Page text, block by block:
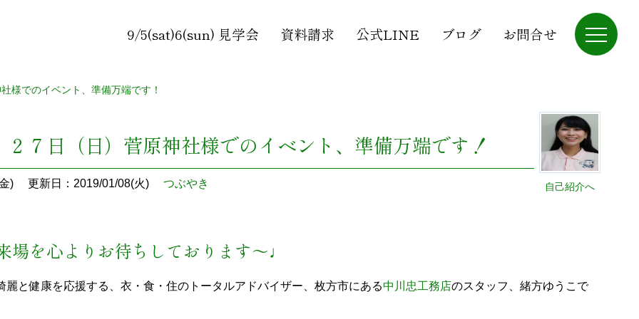
9/5(sat)6(sun) 見学会 資料請求 公式LINE ブログ お問合せ
様でのイベント、準備万端です！
自己紹介へ
７日（日）菅原神社様でのイベント、準備万端です！
) 更新日：2019/01/08(火) つぶやき
場を心よりお待ちしております～♩
麗と健康を応援する、衣・食・住のトータルアドバイザー、枚方市にある中川忠工務店のスタッフ、緒方ゆうこで